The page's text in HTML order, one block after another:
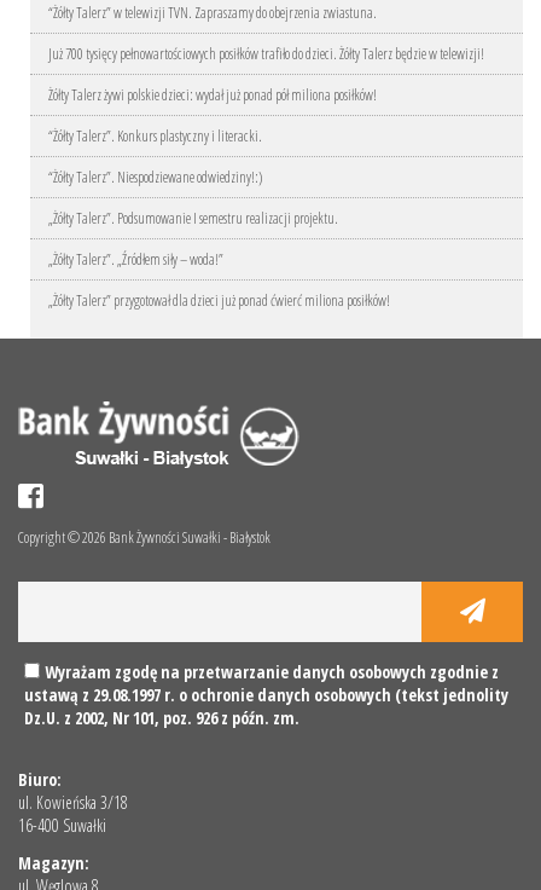
“Żółty Talerz” w telewizji TVN. Zapraszamy do obejrzenia zwiastuna.
Już 700 tysięcy pełnowartościowych posiłków trafiło do dzieci. Żółty Talerz będzie w telewizji!
Żółty Talerz żywi polskie dzieci: wydał już ponad pół miliona posiłków!
“Żółty Talerz”. Konkurs plastyczny i literacki.
“Żółty Talerz”. Niespodziewane odwiedziny!:)
„Żółty Talerz”. Podsumowanie I semestru realizacji projektu.
„Żółty Talerz”. „Źródłem siły – woda!”
„Żółty Talerz” przygotował dla dzieci już ponad ćwierć miliona posiłków!
Copyright © 2026 Bank Żywności Suwałki - Białystok
Wyrażam zgodę na przetwarzanie danych osobowych zgodnie z
ustawą z 29.08.1997 r. o ochronie danych osobowych (tekst jednolity
Dz.U. z 2002, Nr 101, poz. 926 z późn. zm.
Biuro:
ul. Kowieńska 3/18
16-400 Suwałki
Magazyn:
ul. Węglowa 8